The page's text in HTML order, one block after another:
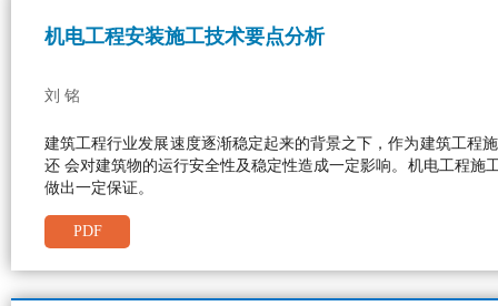
机电工程安装施工技术要点分析
刘 铭
建筑工程行业发展速度逐渐稳定起来的背景之下，作为建筑工程
还 会对建筑物的运行安全性及稳定性造成一定影响。机电工程
做出一定保证。
PDF